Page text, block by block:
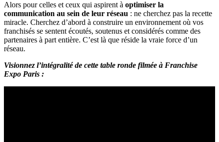
Alors pour celles et ceux qui aspirent à optimiser la
communication au sein de leur réseau : ne cherchez pas la recette
miracle. Cherchez d’abord à construire un environnement où vos
franchisés se sentent écoutés, soutenus et considérés comme des
partenaires à part entière. C’est là que réside la vraie force d’un
réseau.
Visionnez l’intégralité de cette table ronde filmée à Franchise
Expo Paris :